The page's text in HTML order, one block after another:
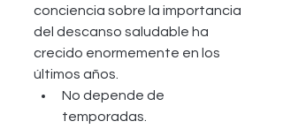
conciencia sobre la importancia
del descanso saludable ha
crecido enormemente en los
últimos años.
No depende de
temporadas.